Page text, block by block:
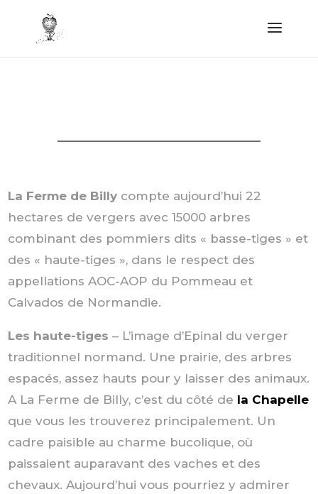
La Ferme de Billy compte aujourd’hui 22
hectares de vergers avec 15000 arbres
combinant des pommiers dits « basse-tiges » et
des « haute-tiges », dans le respect des
appellations AOC-AOP du Pommeau et
Calvados de Normandie.
Les haute-tiges – L’image d’Epinal du verger
traditionnel normand. Une prairie, des arbres
espacés, assez hauts pour y laisser des animaux.
A La Ferme de Billy, c’est du côté de la Chapelle
que vous les trouverez principalement. Un
cadre paisible au charme bucolique, où
paissaient auparavant des vaches et des
chevaux. Aujourd’hui vous pourriez y admirer